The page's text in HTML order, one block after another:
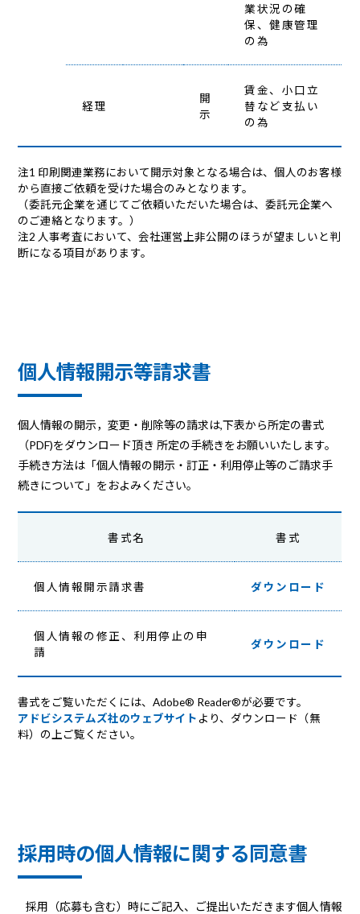
業状況の確
保、健康管理
の為
経理
開
示
賃金、小口立
替など支払い
の為
注1 印刷関連業務において開示対象となる場合は、個人のお客様
から直接ご依頼を受けた場合のみとなります。
（委託元企業を通じてご依頼いただいた場合は、委託元企業へ
のご連絡となります。）
注2 人事考査において、会社運営上非公開のほうが望ましいと判
断になる項目があります。
個人情報開示等請求書
個人情報の開示，変更・削除等の請求は,下表から所定の書式
（PDF)をダウンロード頂き 所定の手続きをお願いいたします。
手続き方法は「個人情報の開示・訂正・利用停止等のご請求手
続きについて」をおよみください。
書式名 書式
個人情報開示請求書 ダウンロード
個人情報の修正、利用停止の申
請
ダウンロード
書式をご覧いただくには、Adobe® Reader®が必要です。
アドビシステムズ社のウェブサイト より、ダウンロード（無
料）の上ご覧ください。
採用時の個人情報に関する同意書
採用（応募も含む）時にご記入、ご提出いただきます個人情報